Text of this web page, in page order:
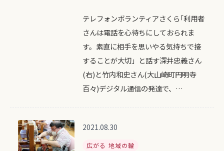
テレフォンボランティアさくら｢利用者
さんは電話を心待ちにしておられま
す。素直に相手を思いやる気持ちで接
することが大切」と話す深井忠義さん
(右)と竹内和史さん(大山崎町円明寺
百々)デジタル通信の発達で、…
2021.08.30
広がる 地域の輪